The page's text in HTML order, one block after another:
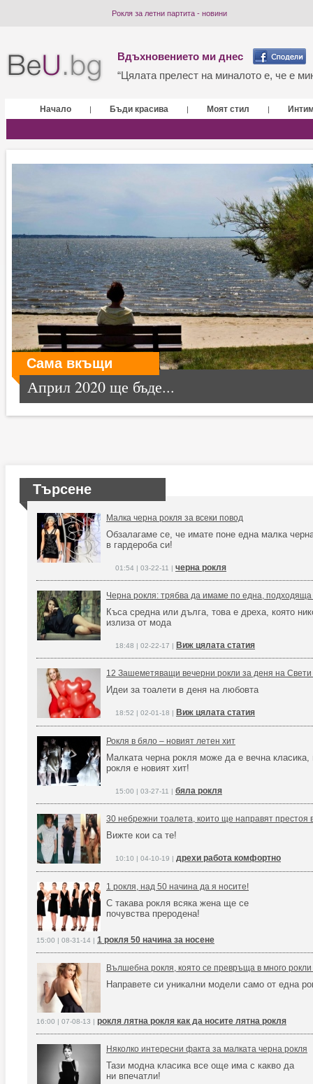
Рокля за летни партита - новини
Вдъхновението ми днес
“Цялата прелест на миналото е, че е
Начало | Бъди красива | Моят стил |
Сама вкъщи
Април 2020 ще бъде...
Търсене
Малка черна рокля за всеки повод
Обзалагаме се, че имате поне една малка
в гардероба си!
01:54 | 03-22-11 | черна рокля
Черна рокля: трябва да имаме по една, подходяща
Къса средна или дълга, това е дреха, която
излиза от мода
18:48 | 02-22-17 | Виж цялата статия
12 Зашеметяващи вечерни рокли за деня на
Идеи за тоалети в деня на любовта
18:52 | 02-01-18 | Виж цялата статия
Рокля в бяло – новият летен хит
Малката черна рокля може да е вечна класика,
рокля е новият хит!
15:00 | 03-27-11 | бяла рокля
30 небрежни тоалета, които ще направят
Вижте кои са те!
10:10 | 04-10-19 | дрехи работа комфортно
1 рокля, над 50 начина да я носите!
С такава рокля всяка жена ще се
почувства преродена!
15:00 | 08-31-14 | 1 рокля 50 начина за носене
Вълшебна рокля, която се превръща в много
Направете си уникални модели само от една
16:00 | 07-08-13 | рокля лятна рокля как да носите лятна рокля
Няколко интересни факта за малката черна рокля
Тази модна класика все още има с какво да
ни впечатли!